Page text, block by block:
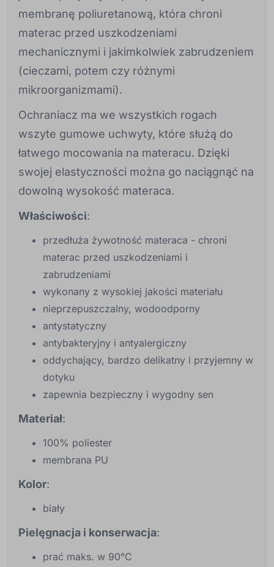
membranę poliuretanową, która chroni
materac przed uszkodzeniami
mechanicznymi i jakimkolwiek zabrudzeniem
(cieczami, potem czy różnymi
mikroorganizmami).
Ochraniacz ma we wszystkich rogach
wszyte gumowe uchwyty, które służą do
łatwego mocowania na materacu. Dzięki
swojej elastyczności można go naciągnąć na
dowolną wysokość materaca.
Właściwości:
przedłuża żywotność materaca - chroni
materac przed uszkodzeniami i
zabrudzeniami
wykonany z wysokiej jakości materiału
nieprzepuszczalny, wodoodporny
antystatyczny
antybakteryjny i antyalergiczny
oddychający, bardzo delikatny i przyjemny w
dotyku
zapewnia bezpieczny i wygodny sen
Materiał:
100% poliester
membrana PU
Kolor:
biały
Pielęgnacja i konserwacja:
prać maks. w 90°C